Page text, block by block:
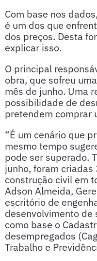
Com base nos
é um dos que
dos preços. Desta
explicar isso.
O principal
obra, que sofreu
mês de junho. Uma
possibilidade de
pretendem comprar
“É um cenário que
mesmo tempo
pode ser superado.
junho, foram
construção civil em
Adson Almeida,
escritório de
desenvolvimento de
como base o
desempregados
Trabalho e